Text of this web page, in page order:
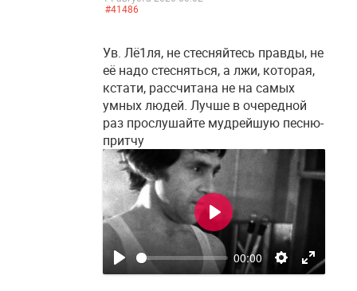
#41486
Ув. Лё1ля, не стесняйтесь правды, не
её надо стесняться, а лжи, которая,
кстати, рассчитана не на самых
умных людей. Лучше в очередной
раз прослушайте мудрейшую песню-
притчу
00:00
Воспроизвести